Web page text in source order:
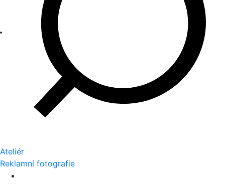
Ateliér
Reklamní fotografie